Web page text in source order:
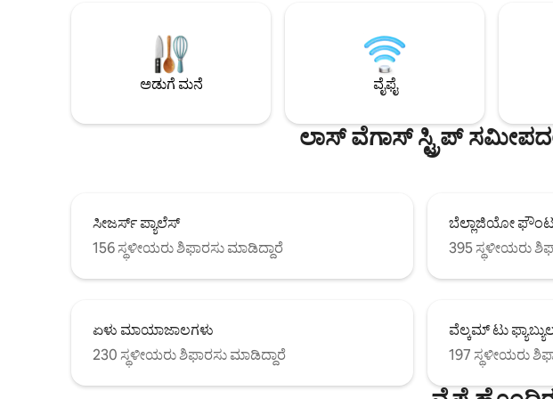
ಕಾಂಪ್ಲಿಮೆಂಟರಿ ವ್ಯಾಲೆಟ್, ಹೈ ಸ್ಪೀಡ್ ವೈಫೈ ಅನೇಕ
ಮನರಂಜನಾ ಆಯ್ಕೆಗಳಲ್ಲಿ ಒಂದಾಗಿದೆ.
ಲಾಸ್ ವೆಗಾಸ್ ಸ್ಟ್ರಿಪ್‌ಗೆ ನಡೆಯುವ ದೂರ!
ಅಡುಗೆ ಮನೆ ವೈಫೈ
ಲಾಸ್ ವೆಗಾಸ್ ಸ್ಟ್ರಿಪ್
ಸೀಜರ್ಸ್ ಪ್ಯಾಲೆಸ್
156 ಸ್ಥಳೀಯರು ಶಿಫಾರಸು ಮಾಡಿದ್ದಾರೆ
ಬೆಲ್ಲಾಜಿಯೋ
395 ಸ್ಥಳೀಯರು
ಏಳು ಮಾಯಾಜಾಲಗಳು
230 ಸ್ಥಳೀಯರು ಶಿಫಾರಸು ಮಾಡಿದ್ದಾರೆ
ವೆಲ್ಕಮ್ ಟು
197 ಸ್ಥಳೀಯರು